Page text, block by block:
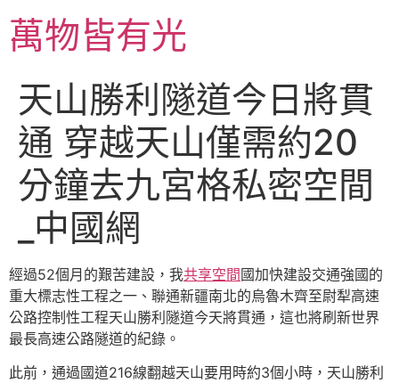
主萬物皆有光
天山勝利隧道今日將貫
通 穿越天山僅需約20
分鐘去九宮格私密空間
_中國網
經過52個月的艱苦建設，我共享空間 國加快建設交通強國的
重大標志性工程之一、聯通新疆南北的烏魯木齊至尉犁高速
公路控制性工程天山勝利隧道今天將貫通，這也將刷新世界
最長高速公路隧道的紀錄。
此前，通過國道216線翻越天山要用時約3個小時，天山勝利